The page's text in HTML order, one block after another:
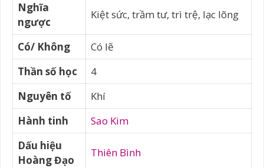
Nghĩa
ngược
Kiệt sức, trầm tư, trì trệ, lạc lõng
Có/ Không
Có lẽ
Thần số học
4
Nguyên tố
Khí
Hành tinh
Sao Kim
Dấu hiệu
Hoàng Đạo
Thiên Bình